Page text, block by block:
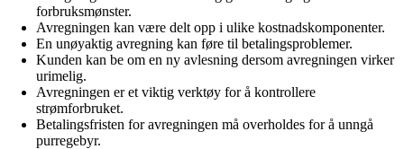
forbruksmønster.
Avregningen kan være delt opp i ulike kostnadskomponenter.
En unøyaktig avregning kan føre til betalingsproblemer.
Kunden kan be om en ny avlesning dersom avregningen virker
urimelig.
Avregningen er et viktig verktøy for å kontrollere
strømforbruket.
Betalingsfristen for avregningen må overholdes for å unngå
purregebyr.